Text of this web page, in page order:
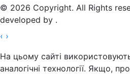
© 2026 Copyright. All Rights
developed by .
‹ ›
На цьому сайті
аналогічні технології. Якщо,